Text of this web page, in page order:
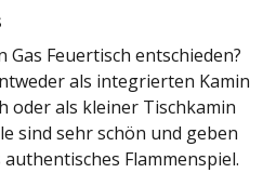
Gas Feuertisch entschieden?
als integrierten Kamin
oder als kleiner Tischkamin
sind sehr schön und geben
Flammenspiel.